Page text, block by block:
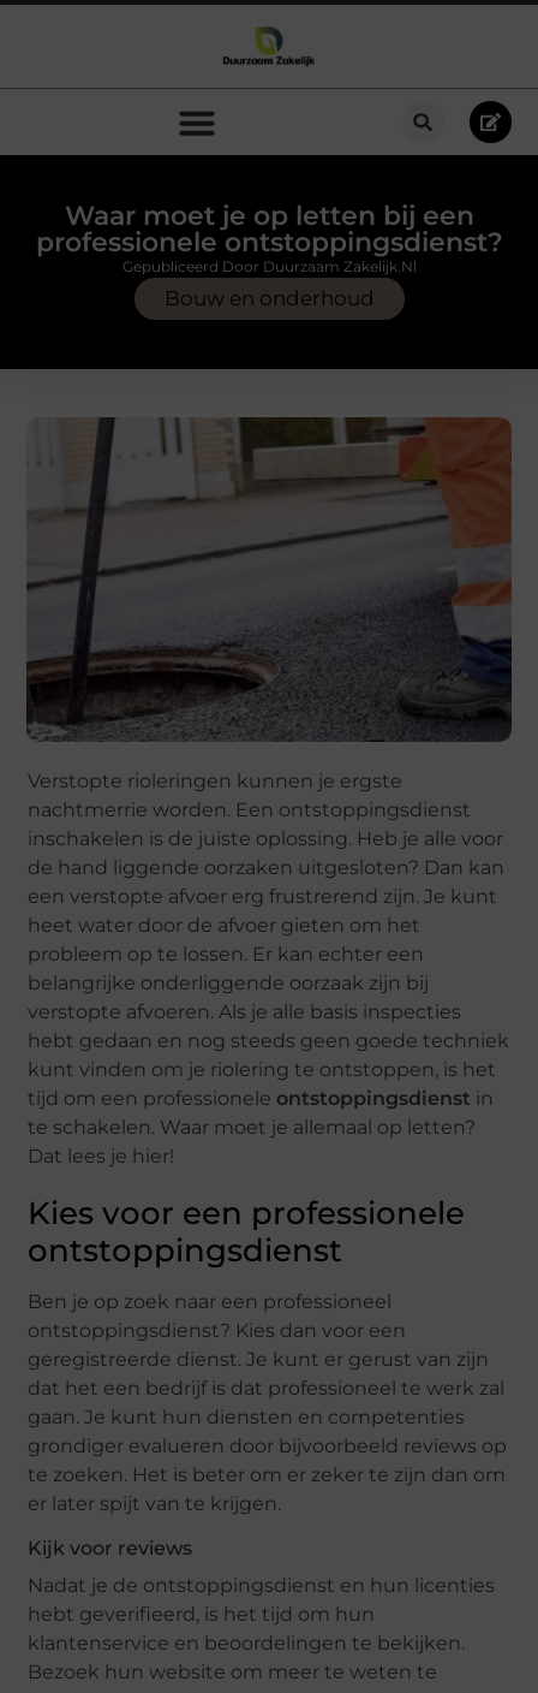
Waar moet je op letten bij een
professionele ontstoppingsdienst?
Bouw en onderhoud
Gepubliceerd Door Duurzaam Zakelijk.nl
Verstopte rioleringen kunnen je ergste
nachtmerrie worden. Een ontstoppingsdienst
inschakelen is de juiste oplossing. Heb je alle voor
de hand liggende oorzaken uitgesloten? Dan kan
een verstopte afvoer erg frustrerend zijn. Je kunt
heet water door de afvoer gieten om het
probleem op te lossen. Er kan echter een
belangrijke onderliggende oorzaak zijn bij
verstopte afvoeren. Als je alle basis inspecties
hebt gedaan en nog steeds geen goede techniek
kunt vinden om je riolering te ontstoppen, is het
tijd om een professionele ontstoppingsdienst in
te schakelen. Waar moet je allemaal op letten?
Dat lees je hier!
Kies voor een professionele
ontstoppingsdienst
Ben je op zoek naar een professioneel
ontstoppingsdienst? Kies dan voor een
geregistreerde dienst. Je kunt er gerust van zijn
dat het een bedrijf is dat professioneel te werk zal
gaan. Je kunt hun diensten en competenties
grondiger evalueren door bijvoorbeeld reviews op
te zoeken. Het is beter om er zeker te zijn dan om
er later spijt van te krijgen.
Kijk voor reviews
Nadat je de ontstoppingsdienst en hun licenties
hebt geverifieerd, is het tijd om hun
klantenservice en beoordelingen te bekijken.
Bezoek hun website om meer te weten te